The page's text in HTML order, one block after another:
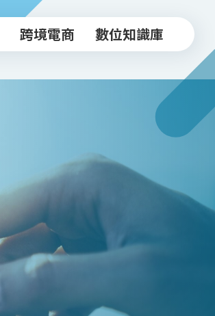
跨境電商
台北新貿獎
數位知識庫
活動影音
政府/合作資源